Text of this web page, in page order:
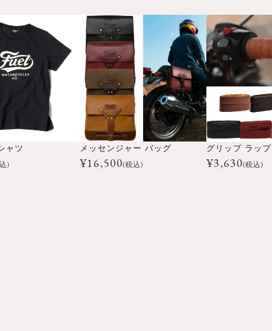
ャツ
)
メッセンジャー バッグ
¥16,500(税込)
グリップ ラップ
¥3,630(税込)